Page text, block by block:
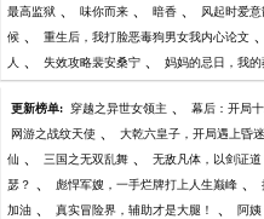
最高监狱 、 味你而来 、 暗香 、 风起时爱
候 、 重生后，我打脸恶毒狗男女我内心论文 、
人 、 失效攻略裴安桑宁 、 妈妈的忌日，我
更新榜单: 穿越之异世女领主 、 幕后：开局
网游之战纹天使 、 大乾六皇子，开局遇上昏迷
仙 、 三国之无双乱舞 、 无敌凡体，以剑证
瑟？ 、 彪悍军嫂，一手烂牌打上人生巅峰 、
加油 、 真实冒险界，辅助才是大腿！ 、 阿姨